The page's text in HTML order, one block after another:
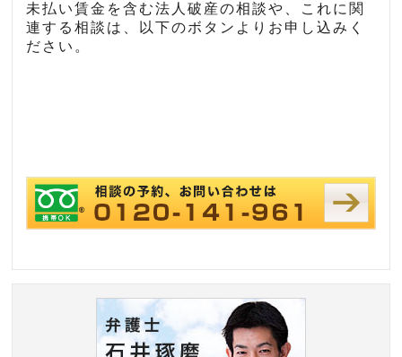
未払い賃金を含む法人破産の相談や、これに関
連する相談は、以下のボタンよりお申し込みく
ださい。